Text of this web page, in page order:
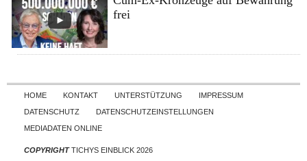
frei
Skip to content
HOME KONTAKT UNTERSTÜTZUNG
IMPRESSUM
DATENSCHUTZ
DATENSCHUTZEINSTELLUNGEN
MEDIADATEN ONLINE
COPYRIGHTTICHYS EINBLICK 2026